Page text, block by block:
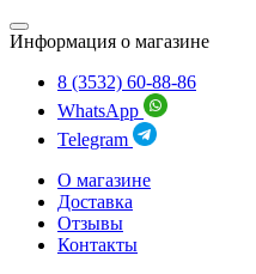
Информация о магазине
8 (3532) 60-88-86
WhatsApp
Telegram
О магазине
Доставка
Отзывы
Контакты